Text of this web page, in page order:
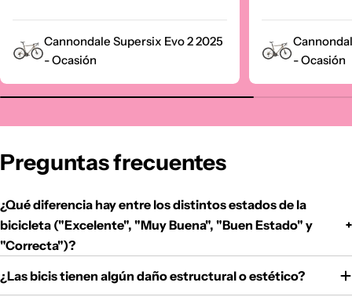
Cannondale Supersix Evo 2 2025
- Ocasión
- Ocasión
Preguntas frecuentes
¿Qué diferencia hay entre los distintos estados de la
bicicleta ("Excelente", "Muy Buena", "Buen Estado" y
"Correcta")?
¿Las bicis tienen algún daño estructural o estético?